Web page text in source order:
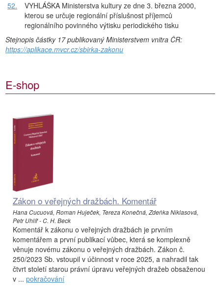
52.
VYHLÁŠKA Ministerstva kultury ze dne 3. března 2000,
kterou se určuje regionální příslušnost příjemců
regionálního povinného výtisku periodického tisku
Stejnopis částky 17 publikovaný Ministerstvem vnitra ČR:
https://aplikace.mvcr.cz/sbirka-zakonu
E-shop
Zákon o veřejných dražbách. Komentář
Hana Cucuová, Roman Huječek, Tereza Konečná, Zdeňka Niklasová,
Petr Uhlíř - C. H. Beck
Komentář k zákonu o veřejných dražbách je prvním
komentářem a první publikací vůbec, která se komplexně
věnuje novému zákonu o veřejných dražbách. Zákon č.
250/2023 Sb. vstoupil v účinnost v roce 2025, a nahradil tak
čtvrt století starou právní úpravu veřejných dražeb obsaženou
v ... pokračování